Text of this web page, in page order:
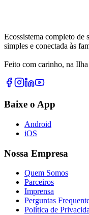
Ecossistema completo de
simples e conectada às
Feito com carinho, na
Baixe o App
Android
iOS
Nossa Empresa
Quem Somos
Parceiros
Imprensa
Perguntas
Política de